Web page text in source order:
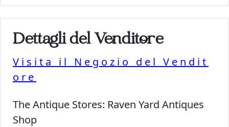
Dettagli del Venditore
Visita il Negozio del Vendit
ore
The Antique Stores: Raven Yard Antiques
Shop